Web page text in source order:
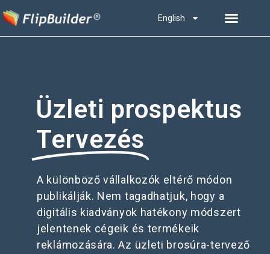
English
Üzleti prospektus
Tervezés
A különböző vállalkozók eltérő módon
publikálják. Nem tagadhatjuk, hogy a
digitális kiadványok hatékony módszert
jelentenek cégeik és termékeik
reklámozására. Az üzleti brosúra-tervező